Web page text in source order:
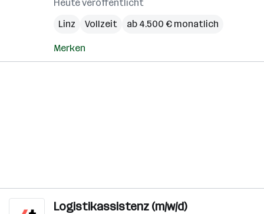
Heute veröffentlicht
Linz
Vollzeit ab 4.500 € monatlich
Merken
Logistikassistenz (m/w/d)